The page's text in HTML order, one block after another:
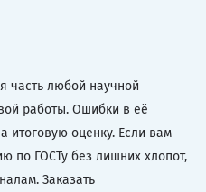
часть любой научной
работы. Ошибки в её
итоговую оценку. Если вам
по ГОСТу без лишних хлопот,
Заказать